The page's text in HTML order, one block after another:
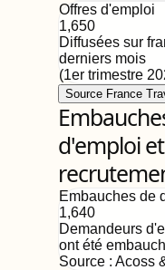
Offres d'emploi
1,650
Diffusées sur
derniers mois
(1er trimestre
Source France
d'emploi
Embauches de
1,640
Demandeurs
ont été
Source : Acoss